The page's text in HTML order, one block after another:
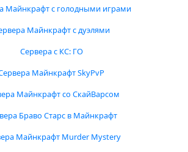
Майнкрафт с голодными играми
Майнкрафт с дуэлями
Сервера с КС: ГО
Майнкрафт SkyPvP
Майнкрафт со СкайВарсом
Браво Старс в Майнкрафт
Майнкрафт Murder Mystery